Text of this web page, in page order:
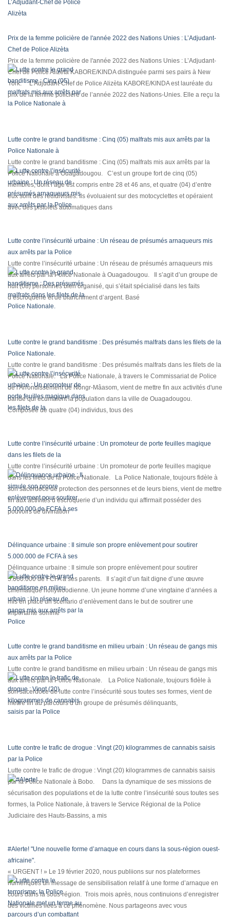
Prix de la femme policière de l'année 2022 des Nations Unies : L’Adjudant-
Chef de Police Alizèta
Prix de la femme policière de l'année 2022 des Nations Unies : L’Adjudant-
Chef de Police Alizèta KABORE/KINDA distinguée parmi ses pairs à New
York. L’Adjudant-Chef de Police Alizèta KABORE/KINDA est lauréate du
prix de la femme policière de l’année 2022 des Nations-Unies. Elle a reçu la
Lutte contre le grand banditisme : Cinq (05) malfrats mis aux arrêts par la
Police Nationale à
Lutte contre le grand banditisme : Cinq (05) malfrats mis aux arrêts par la
Police Nationale à Ouagadougou. C’est un groupe fort de cinq (05)
membres, dont l’âge est compris entre 28 et 46 ans, et quatre (04) d’entre
eux sont des récidivistes. Ils évoluaient sur des motocyclettes et opéraient
avec des pistolets automatiques dans
Lutte contre l’insécurité urbaine : Un réseau de présumés arnaqueurs mis
aux arrêts par la Police
Lutte contre l’insécurité urbaine : Un réseau de présumés arnaqueurs mis
aux arrêts par la Police Nationale à Ouagadougou. Il s’agit d’un groupe de
huit (08) personnes bien organisé, qui s’était spécialisé dans les faits
d’escroquerie et de blanchiment d’argent. Basé
Lutte contre le grand banditisme : Des présumés malfrats dans les filets de la
Police Nationale.
Lutte contre le grand banditisme : Des présumés malfrats dans les filets de la
Police Nationale. La Police Nationale, à travers le Commissariat de Police
de l'Arrondissement de Nongr-Mâasom, vient de mettre fin aux activités d'une
bande qui écumaient la population dans la ville de Ouagadougou.
Composée de quatre (04) individus, tous des
Lutte contre l’insécurité urbaine : Un promoteur de porte feuilles magique
dans les filets de la
Lutte contre l’insécurité urbaine : Un promoteur de porte feuilles magique
dans les filets de la Police Nationale. La Police Nationale, toujours fidèle à
son sacerdoce de protection des personnes et de leurs biens, vient de mettre
fin aux activités d’escroquerie d’un individu qui affirmait posséder des
pouvoirs de divination
Délinquance urbaine : Il simule son propre enlèvement pour soutirer
5.000.000 de FCFA à ses
Délinquance urbaine : Il simule son propre enlèvement pour soutirer
5.000.000 de FCFA à ses parents. Il s’agit d’un fait digne d’une œuvre
cinématique hollywoodienne. Un jeune homme d’une vingtaine d’années a
mis en place un scénario d’enlèvement dans le but de soutirer une
importante somme
Lutte contre le grand banditisme en milieu urbain : Un réseau de gangs mis
aux arrêts par la Police
Lutte contre le grand banditisme en milieu urbain : Un réseau de gangs mis
aux arrêts par la Police Nationale. La Police Nationale, toujours fidèle à
son sacerdoce de lutte contre l’insécurité sous toutes ses formes, vient de
mettre fin au parcours d’un groupe de présumés délinquants,
Lutte contre le trafic de drogue : Vingt (20) kilogrammes de cannabis saisis
par la Police
Lutte contre le trafic de drogue : Vingt (20) kilogrammes de cannabis saisis
par la Police Nationale à Bobo. Dans la dynamique de ses missions de
sécurisation des populations et de la lutte contre l’insécurité sous toutes ses
formes, la Police Nationale, à travers le Service Régional de la Police
Judiciaire des Hauts-Bassins, a mis
#Alerte! "Une nouvelle forme d’arnaque en cours dans la sous-région ouest-
africaine".
« URGENT ! » Le 19 février 2020, nous publiions sur nos plateformes
numériques un message de sensibilisation relatif à une forme d’arnaque en
cours dans la sous-région. Trois mois après, nous continuions d’enregistrer
des victimes liées à ce phénomène. Nous partageons avec vous